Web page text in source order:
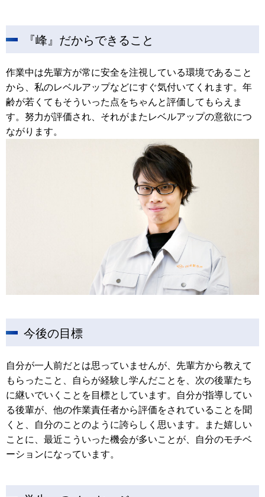
『峰』だからできること
作業中は先輩方が常に安全を注視している環境であること
から、私のレベルアップなどにすぐ気付いてくれます。年
齢が若くてもそういった点をちゃんと評価してもらえま
す。努力が評価され、それがまたレベルアップの意欲につ
ながります。
今後の目標
自分が一人前だとは思っていませんが、先輩方から教えて
もらったこと、自らが経験し学んだことを、次の後輩たち
に継いでいくことを目標としています。自分が指導してい
る後輩が、他の作業責任者から評価をされていることを聞
くと、自分のことのように誇らしく思います。また嬉しい
ことに、最近こういった機会が多いことが、自分のモチベ
ーションになっています。